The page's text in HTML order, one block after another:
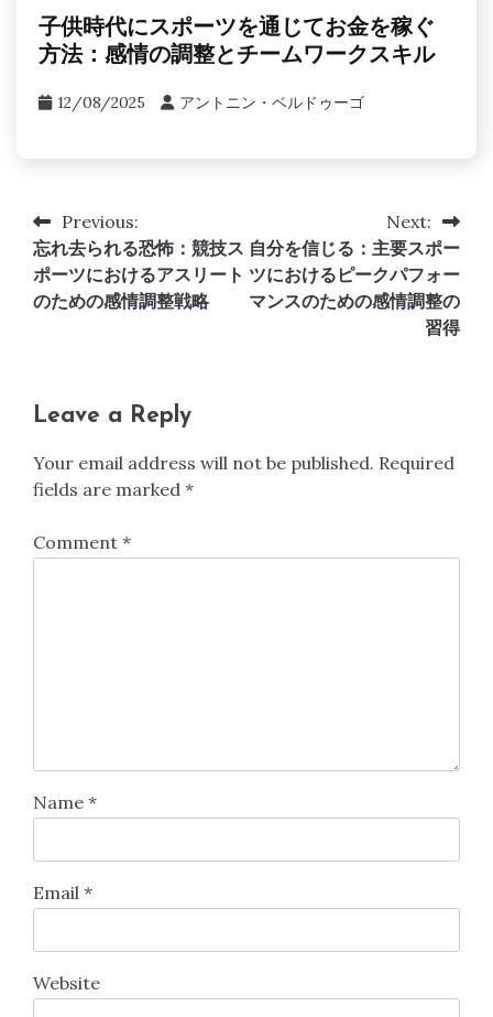
子供時代にスポーツを通じてお金を稼ぐ
方法：感情の調整とチームワークスキル
12/08/2025 アントニン・ベルドゥーゴ
Post
navigation
Previous:
忘れ去られる恐怖：競技ス
ポーツにおけるアスリート
のための感情調整戦略
Next:
自分を信じる：主要スポー
ツにおけるピークパフォー
マンスのための感情調整の
習得
Leave a Reply
Your email address will not be published. Required
fields are marked *
Comment *
Name *
Email *
Website